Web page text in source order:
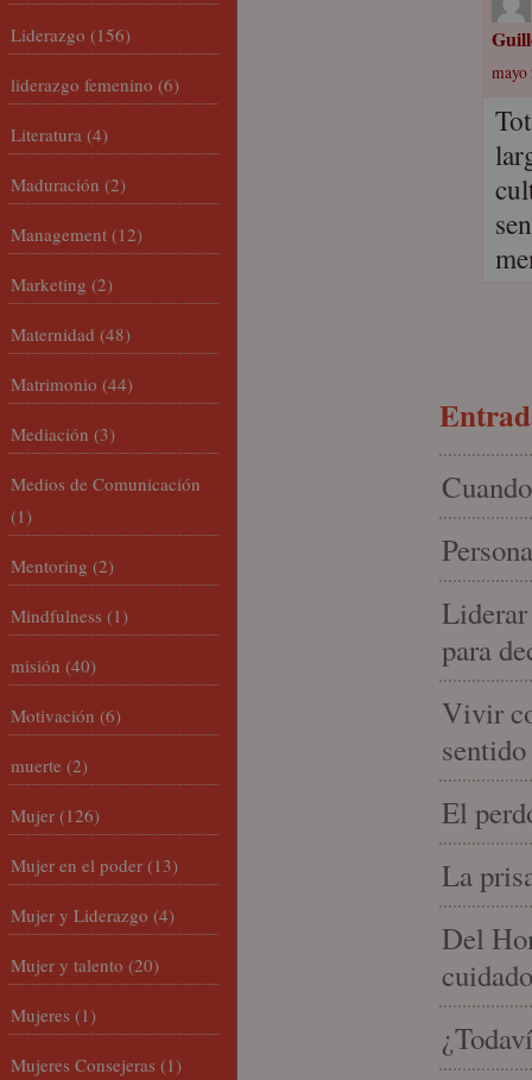
mayo
para
Vivir
El
La
Del
cuidado
Liderazgo (156)
liderazgo femenino (6)
Literatura (4)
Maduración (2)
Management (12)
Marketing (2)
Maternidad (48)
Matrimonio (44)
Mediación (3)
Medios de Comunicación
(1)
Mentoring (2)
Mindfulness (1)
misión (40)
Motivación (6)
muerte (2)
Mujer (126)
Mujer en el poder (13)
Mujer y Liderazgo (4)
Mujer y talento (20)
Mujeres (1)
Mujeres Consejeras (1)